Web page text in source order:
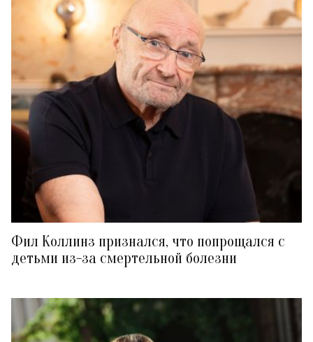
Фил Коллинз признался, что попрощался с
детьми из-за смертельной болезни